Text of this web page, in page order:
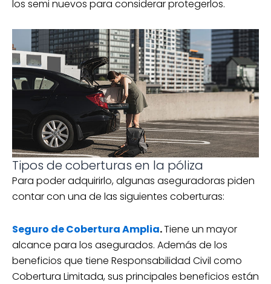
los semi nuevos para considerar protegerlos.
Tipos de coberturas en la póliza
Para poder adquirirlo, algunas aseguradoras piden
contar con una de las siguientes coberturas:
Seguro de Cobertura Amplia.Tiene un mayor
alcance para los asegurados. Además de los
beneficios que tiene Responsabilidad Civil como
Cobertura Limitada, sus principales beneficios están